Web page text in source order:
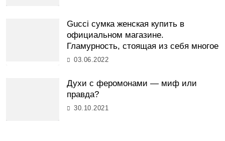
Gucci сумка женская купить в
официальном магазине.
Гламурность, стоящая из себя многое
03.06.2022
Духи с феромонами — миф или
правда?
30.10.2021